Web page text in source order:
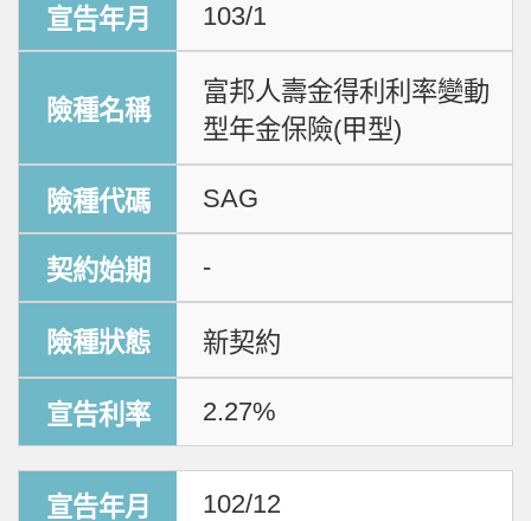
103/1
富邦人壽金得利利率變動
型年金保險(甲型)
SAG
-
新契約
2.27%
102/12